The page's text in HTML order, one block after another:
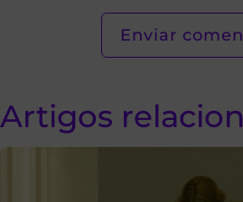
Artigos